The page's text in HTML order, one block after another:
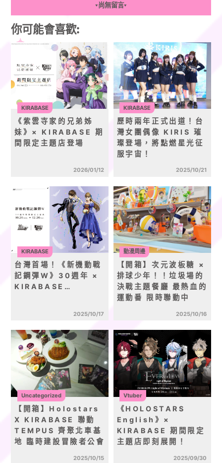
▼ 尚無留言▼
你可能會喜歡:
《紫雲寺家的兄弟姊
妹》× KIRABASE 期
間限定主題店登場
2026/01/12
KIRABASE
歷時兩年正式出道！台
灣女團偶像 KIRIS 璀
璨登場，將點燃星光征
服宇宙！
2025/10/21
KIRABASE
台灣首場！《新機動戰
記鋼彈W》30週年 ×
KIRABASE…
2025/10/17
KIRABASE
【開箱】次元波板糖 ×
排球少年！！垃圾場的
決戰主題餐廳 最熱血的
運動番 限時聯動中
2025/10/16
動漫周邊
【開箱】Holostars
X KIRABASE 聯動
TEMPUS 齊聚北車基
地 臨時建設冒險者公會
2025/10/15
Uncategorized
《HOLOSTARS
English》×
KIRABASE 期間限定
主題店即刻展開！
2025/09/30
Vtuber